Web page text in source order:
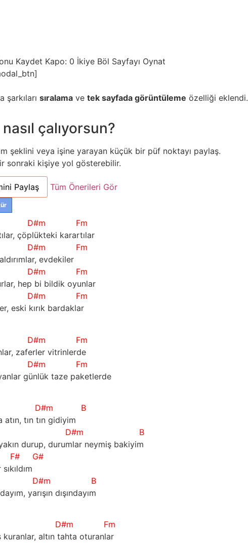
Kaydet Kapo: 0 İkiye Böl Sayfayı Oynat
şarkılarısıralama vetek sayfada görüntüleme özelliği eklendi.
nasıl çalıyorsun?
şeklini veya işine yarayan küçük bir püf noktayı paylaş.
sonraki kişiye yol gösterebilir.
Paylaş Tüm Önerileri Gör
D#m
Fm
çöplükteki karartılar
D#m
Fm
evdekiler
D#m
Fm
hep bi bildik oyunlar
D#m
Fm
eski kırık bardaklar
D#m
Fm
zaferler vitrinlerde
D#m
Fm
günlük taze paketlerde
D#m
B
atın, tın tın gidiyim
D#m
B
durup, durumlar neymiş bakiyim
F#
G#
D#m
B
yarışın dışındayım
D#m
Fm
kuranlar, altın tahta oturanlar